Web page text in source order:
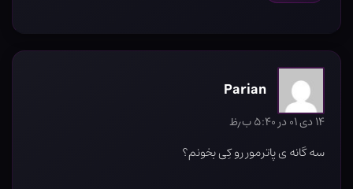
Parian
۱۴ دی ۰۱ در ۵:۴۰ ب٫ظ
سه گانه ی پاترمور رو کِی بخونم؟